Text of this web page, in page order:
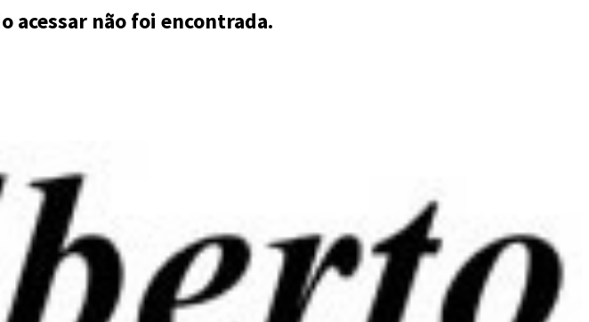
acessar não foi encontrada.